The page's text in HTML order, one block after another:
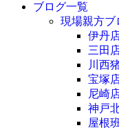
ブログ一覧
現場親方ブ
伊丹
三田
川西
宝塚
尼崎
神戸
屋根